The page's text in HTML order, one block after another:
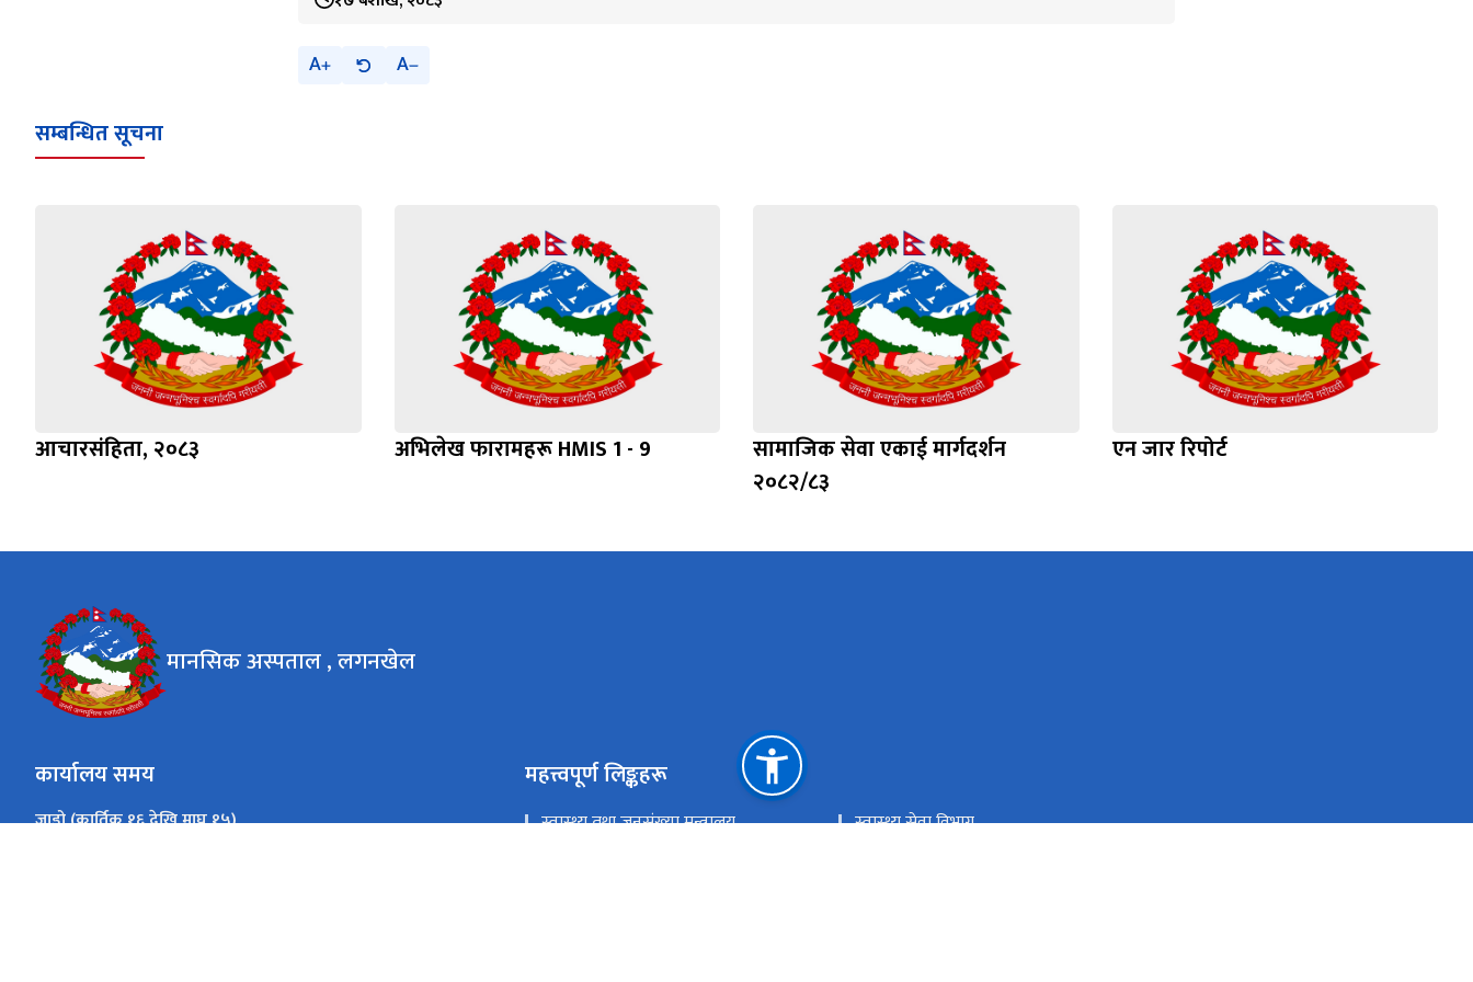
A A
सम्बन्धित सूचना
आचारसंहिता, २०८३ अभिलेख फारामहरू HMIS 1 - 9
सामाजिक सेवा एकाई मार्गदर्शन
२०८२/८३
एन जार रिपोर्ट
मानसिक अस्पताल , लगनखेल
कार्यालय समय
जाडो (कार्तिक १६ देखि माघ १५)
महत्त्वपूर्ण लिङ्कहरू
स्वास्थ्य तथा जनसंख्या मन्त्र‍ालय
स्वास्थ्य सेवा विभाग